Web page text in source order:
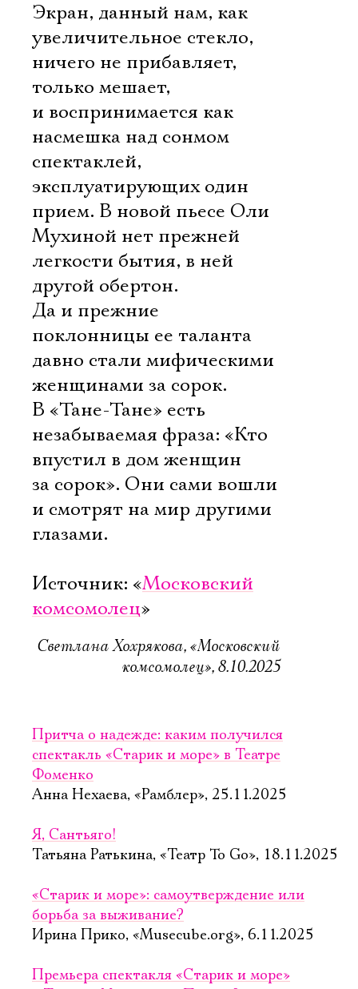
Экран, данный нам, как
увеличительное стекло,
ничего не прибавляет,
только мешает,
и воспринимается как
насмешка над сонмом
спектаклей,
эксплуатирующих один
прием. В новой пьесе Оли
Мухиной нет прежней
легкости бытия, в ней
другой обертон.
Да и прежние
поклонницы ее таланта
давно стали мифическими
женщинами за сорок.
В «Тане-Тане» есть
незабываемая фраза: «Кто
впустил в дом женщин
за сорок». Они сами вошли
и смотрят на мир другими
глазами.
Источник: «Московский
комсомолец»
Светлана Хохрякова, «Московский
комсомолец», 8.10.2025
Притча о надежде: каким получился
спектакль «Старик и море» в Театре
Фоменко
Анна Нехаева, «Рамблер», 25.11.2025
Я, Сантьяго!
Татьяна Ратькина, «Театр To Go», 18.11.2025
«Старик и море»: самоутверждение или
борьба за выживание?
Ирина Прико, «Musecube.org», 6.11.2025
Премьера спектакля «Старик и море»